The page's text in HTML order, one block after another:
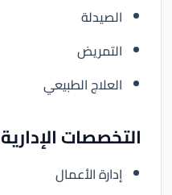
الصيدلة
التمريض
العلاج الطبيعي
التخصصات الإدارية
إدارة الأعمال